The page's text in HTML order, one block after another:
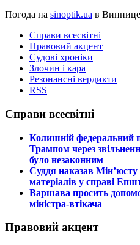
Погода на sinoptik.ua в Виннице
Справи всесвітні
Правовий акцент
Судові хроніки
Злочин і кара
Резонансні вердикти
RSS
Справи всесвітні
​Колишній федеральний
Трампом через
було незаконним
​Суддя наказав
матеріалів у справі
​Варшава просить
міністра-втікача
Правовий акцент